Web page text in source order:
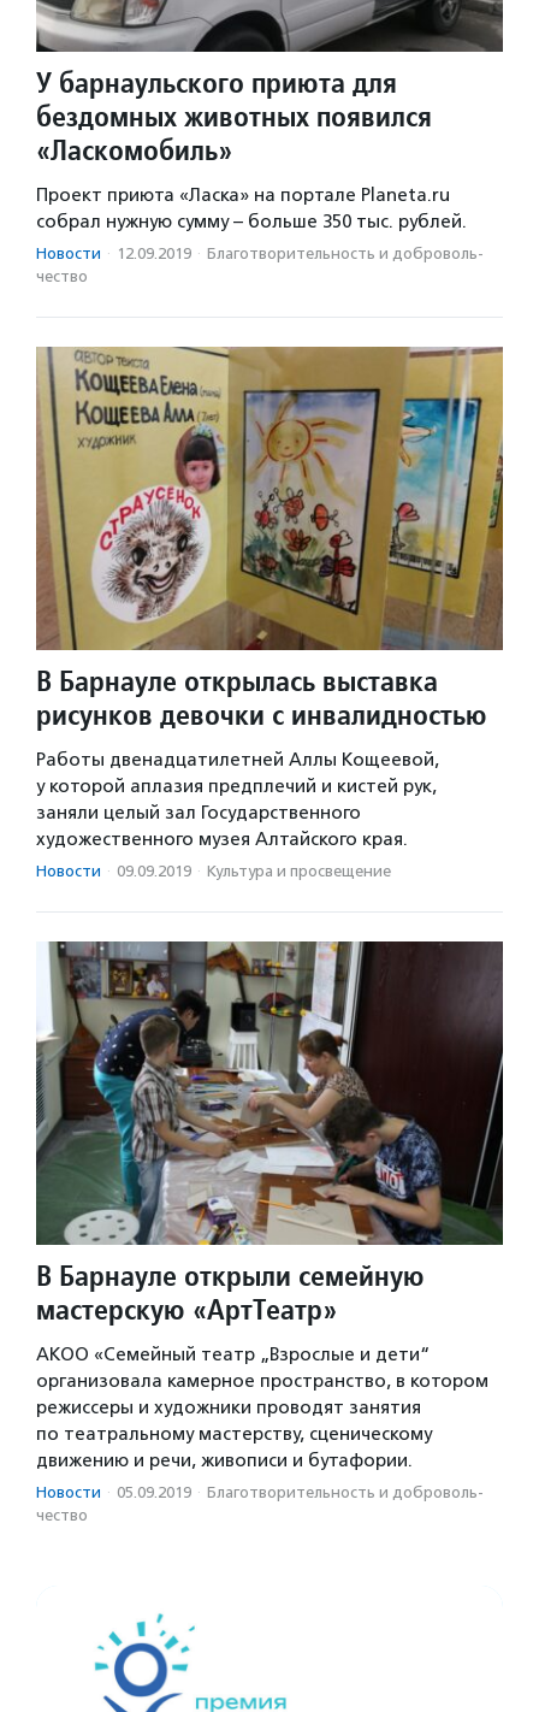
У барнаульского приюта для
бездомных животных появился
«Ласкомобиль»
Проект приюта «Ласка» на портале Planeta.ru
собрал нужную сумму – больше 350 тыс. рублей.
Новости · 12.09.2019 · Благотвори­тель­ность и доброволь­
чест­во
В Барнауле открылась выставка
рисунков девочки с инвалидностью
Работы двенадцатилетней Аллы Кощеевой,
у которой аплазия предплечий и кистей рук,
заняли целый зал Государственного
художественного музея Алтайского края.
Новости · 09.09.2019 · Культура и просвещение
В Барнауле открыли семейную
мастерскую «АртТеатр»
АКОО «Семейный театр „Взрослые и дети“
организовала камерное пространство, в котором
режиссеры и художники проводят занятия
по театральному мастерству, сценическому
движению и речи, живописи и бутафории.
Новости · 05.09.2019 · Благотвори­тель­ность и доброволь­
чест­во